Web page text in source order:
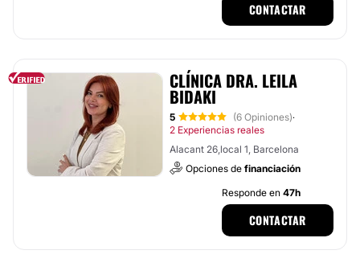
CONTACTAR
CLÍNICA DRA. LEILA
BIDAKI
5 (6 Opiniones)·
2 Experiencias reales
Alacant 26,local 1, Barcelona
Opciones de financiación
Responde en 47h
CONTACTAR